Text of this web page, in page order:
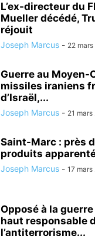
L’ex-directeur du
Mueller décédé,
réjouit
Joseph Marcus - 22
Guerre au Moyen-
missiles iraniens
d’Israël,...
Joseph Marcus - 21
Saint-Marc : près
produits
Joseph Marcus - 17
Opposé à la
haut responsable
l’antiterrorisme...